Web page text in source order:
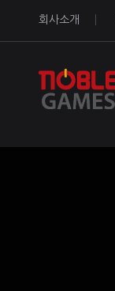
회사소개